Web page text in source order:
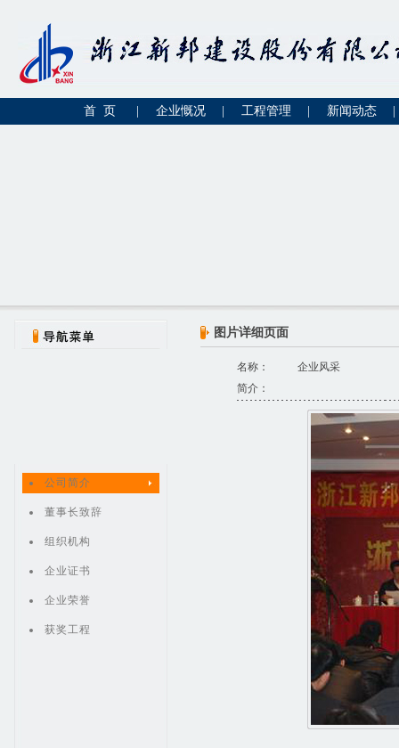
首 页 企业慨况 工程管理 新闻动态
公司简介
董事长致辞
组织机构
企业证书
企业荣誉
获奖工程
图片详细页面
名称：
企业风采
简介：